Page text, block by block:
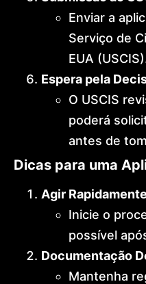
Enviar a
Serviço de
EUA
Espera pela
O USCIS
poderá
antes de
Dicas para uma
Agir Rapidamente
Inicie o
possível
Documentação
Mantenha